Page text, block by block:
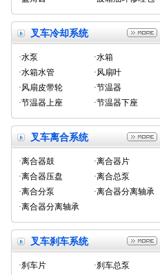
叉车冷却系统
·水泵
·水箱
·水箱水管
·风扇叶
·风扇皮带轮
·节温器
·节温器上座
·节温器下座
叉车离合系统
·离合器鼓
·离合器片
·离合器压盘
·离合总泵
·离合分泵
·离合器分离轴承
·离合器分离轴承
叉车刹车系统
·刹车片
·刹车总泵